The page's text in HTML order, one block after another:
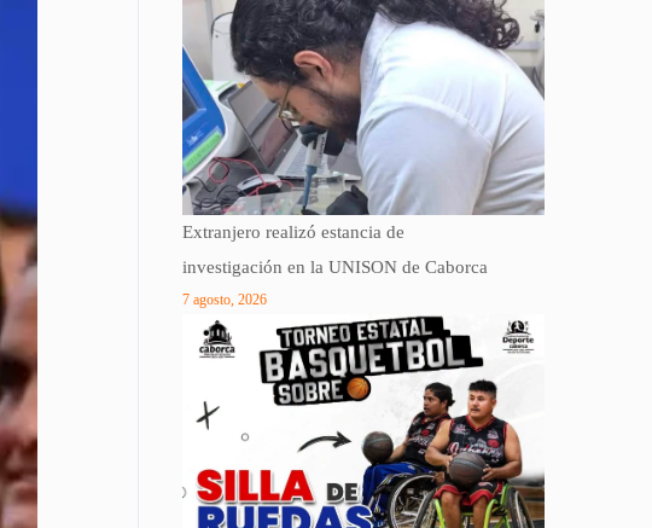
Extranjero realizó estancia de
investigación en la UNISON de Caborca
7 agosto, 2026